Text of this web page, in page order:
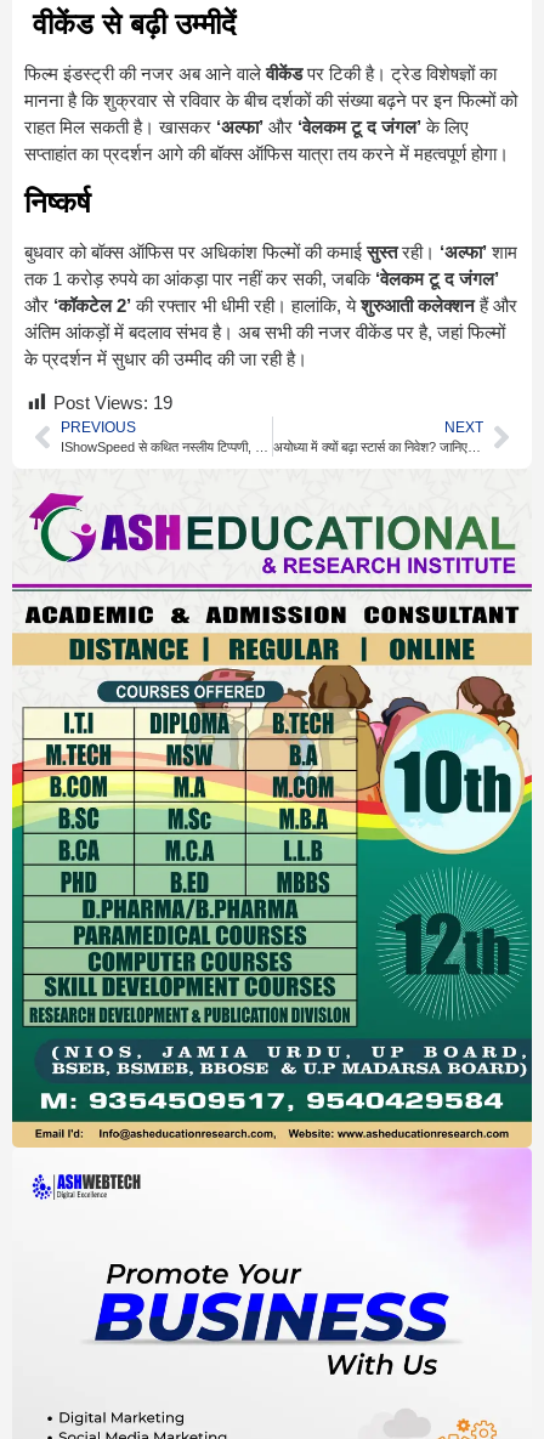
वीकेंड से बढ़ी उम्मीदें
फिल्म इंडस्ट्री की नजर अब आने वालेवीकेंडपर टिकी है। ट्रेड विशेषज्ञों का
मानना है कि शुक्रवार से रविवार के बीच दर्शकों की संख्या बढ़ने पर इन फिल्मों को
राहत मिल सकती है। खासकर ‘अल्फा’ और ‘वेलकम टू द जंगल’के लिए
सप्ताहांत का प्रदर्शन आगे की बॉक्स ऑफिस यात्रा तय करने में महत्वपूर्ण होगा।
निष्कर्ष
बुधवार को बॉक्स ऑफिस पर अधिकांश फिल्मों की कमाईसुस्तरही। ‘अल्फा’शाम
तक 1 करोड़ रुपये का आंकड़ा पार नहीं कर सकी, जबकि ‘वेलकम टू द जंगल’
और ‘कॉकटेल 2’की रफ्तार भी धीमी रही। हालांकि, येशुरुआती कलेक्शनहैं और
अंतिम आंकड़ों में बदलाव संभव है। अब सभी की नजर वीकेंड पर है, जहां फिल्मों
के प्रदर्शन में सुधार की उम्मीद की जा रही है।
Post Views: 19
PREVIOUS NEXT
अयोध्या में क्यों बढ़ा स्टार्स का निवेश? जानिए बड़ी वजह